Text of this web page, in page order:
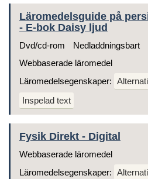
Läromedelsguide på
- E-bok Daisy ljud
Dvd/cd-rom
Nedladdningsbart
Webbaserade läromedel
Läromedelsegenskaper:
Inspelad text
Fysik Direkt - Digital
Webbaserade läromedel
Läromedelsegenskaper: